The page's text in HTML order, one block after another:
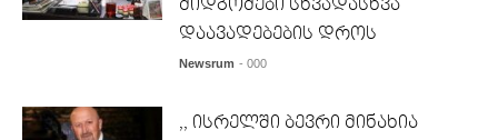
მიდგომები სხვადასხვა
დაავადებების დროს
Newsrum - 000
,, ისრელში ბევრი მინახია